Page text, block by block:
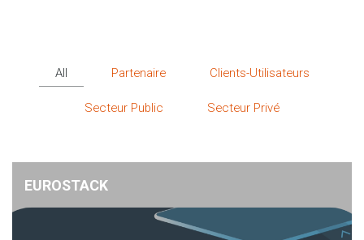
All Partenaire Clients-Utilisateurs
Secteur Public Secteur Privé
EUROSTACK